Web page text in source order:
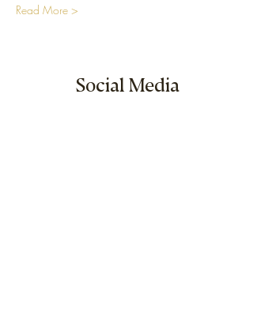
Read More >
Social Media